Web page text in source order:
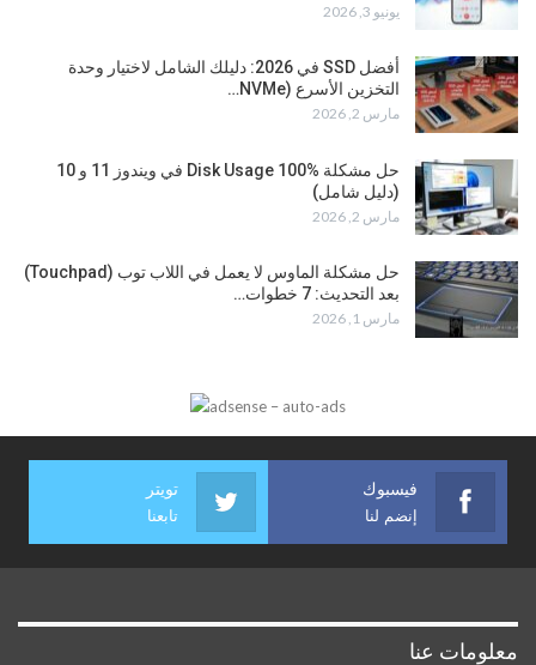
يونيو 3, 2026
أفضل SSD في 2026: دليلك الشامل لاختيار وحدة
التخزين الأسرع (NVMe…
مارس 2, 2026
حل مشكلة Disk Usage 100% في ويندوز 11 و 10
(دليل شامل)
مارس 2, 2026
حل مشكلة الماوس لا يعمل في اللاب توب (Touchpad)
بعد التحديث: 7 خطوات…
مارس 1, 2026
فيسبوك
إنضم لنا
تويتر
تابعنا
معلومات عنا